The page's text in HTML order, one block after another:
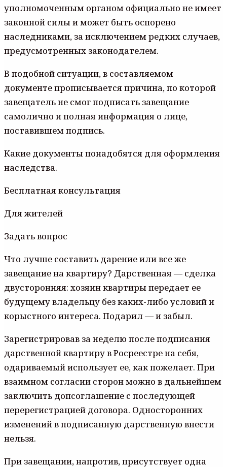
уполномоченным органом официально не имеет
законной силы и может быть оспорено
наследниками, за исключением редких случаев,
предусмотренных законодателем.
В подобной ситуации, в составляемом
документе прописывается причина, по которой
завещатель не смог подписать завещание
самолично и полная информация о лице,
поставившем подпись.
Какие документы понадобятся для оформления
наследства.
Бесплатная консультация
Для жителей
Задать вопрос
Что лучше составить дарение или все же
завещание на квартиру? Дарственная — сделка
двусторонняя: хозяин квартиры передает ее
будущему владельцу без каких-либо условий и
корыстного интереса. Подарил — и забыл.
Зарегистрировав за неделю после подписания
дарственной квартиру в Росреестре на себя,
одариваемый использует ее, как пожелает. При
взаимном согласии сторон можно в дальнейшем
заключить допсоглашение с последующей
перерегистрацией договора. Односторонних
изменений в подписанную дарственную внести
нельзя.
При завещании, напротив, присутствует одна